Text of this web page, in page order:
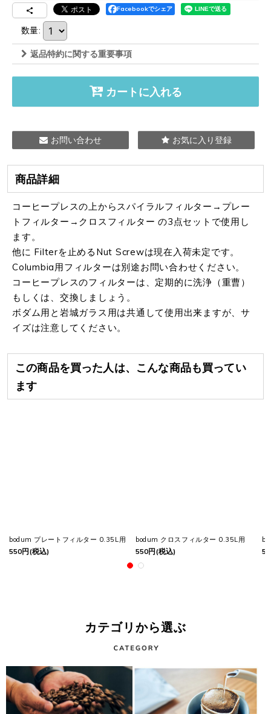
Facebookでシェア
数量:
返品特約に関する重要事項
カートに入れる
お問い合わせ お気に入り登録
商品詳細
コーヒープレスの上からスパイラルフィルター→プレー
トフィルター→クロスフィルター の3点セットで使用し
ます。
他に Filterを止めるNut Screwは現在入荷未定です。
Columbia用フィルターは別途お問い合わせください。
コーヒープレスのフィルターは、定期的に洗浄（重曹）
もしくは、交換しましょう。
ボダム用と岩城ガラス用は共通して使用出来ますが、サ
イズは注意してください。
この商品を買った人は、こんな商品も買ってい
ます
bodum プレートフィルター 0.35L用
550円(税込)
bodum クロスフィルター 0.35L用
550円(税込)
カテゴリから選ぶ